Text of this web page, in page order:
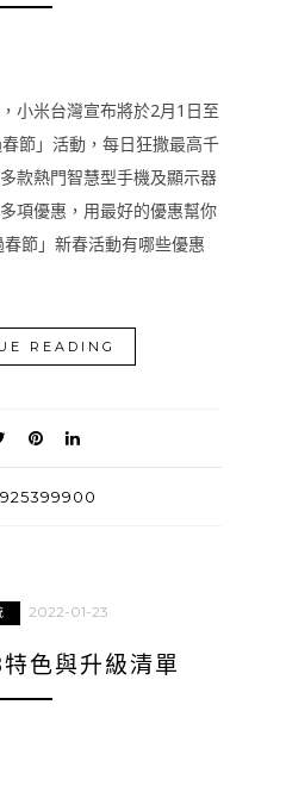
小米台灣宣布將於2月1日至
節」活動，每日狂撒最高千
款熱門智慧型手機及顯示器
項優惠，用最好的優惠幫你
節」新春活動有哪些優惠
READING
2022-01-23
色與升級清單